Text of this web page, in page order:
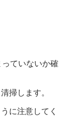
ていないか確
掃します。
に注意してく